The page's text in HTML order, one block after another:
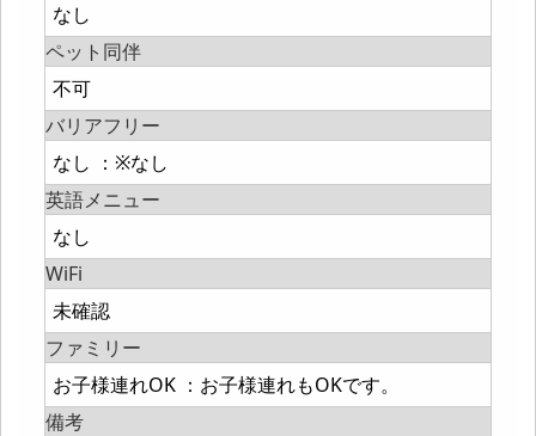
なし
ペット同伴
不可
バリアフリー
なし ：※なし
英語メニュー
なし
WiFi
未確認
ファミリー
お子様連れOK ：お子様連れもOKです。
備考